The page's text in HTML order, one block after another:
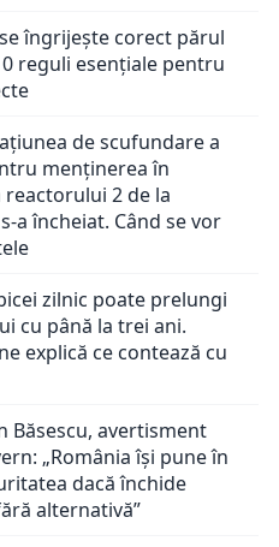
îngrijește corect părul
reguli esențiale pentru
de scufundare a
menținerea în
2 de la
a încheiat. Când se vor
zilnic poate prelungi
cu până la trei ani.
explică ce contează cu
Băsescu, avertisment
„România își pune în
dacă închide
alternativă”